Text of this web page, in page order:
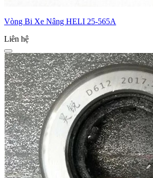
Vòng Bi Xe Nâng HELI 25-565A
Liên hệ